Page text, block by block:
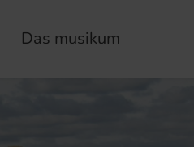
Das musikum